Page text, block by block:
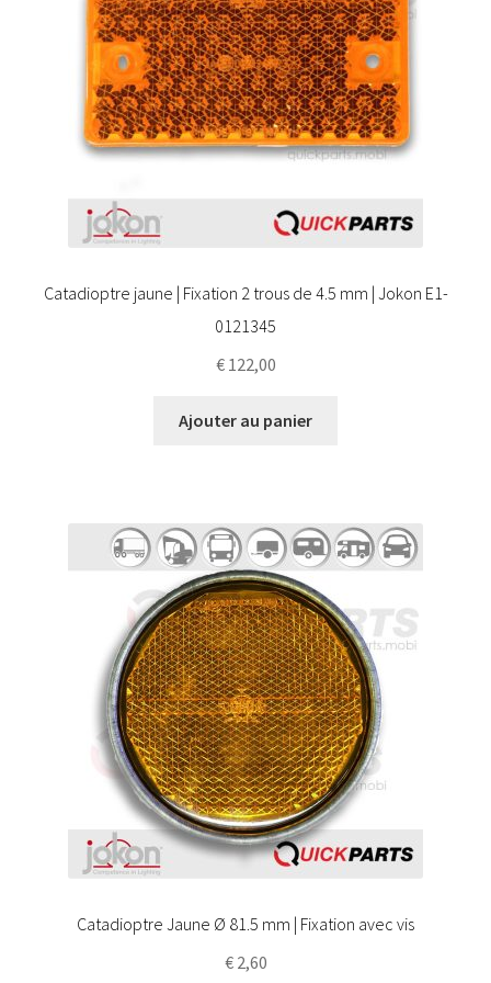
Catadioptre jaune | Fixation 2 trous de 4.5 mm | Jokon E1-
0121345
€122,00
Ajouter au panier
Catadioptre Jaune Ø 81.5 mm | Fixation avec vis
€2,60